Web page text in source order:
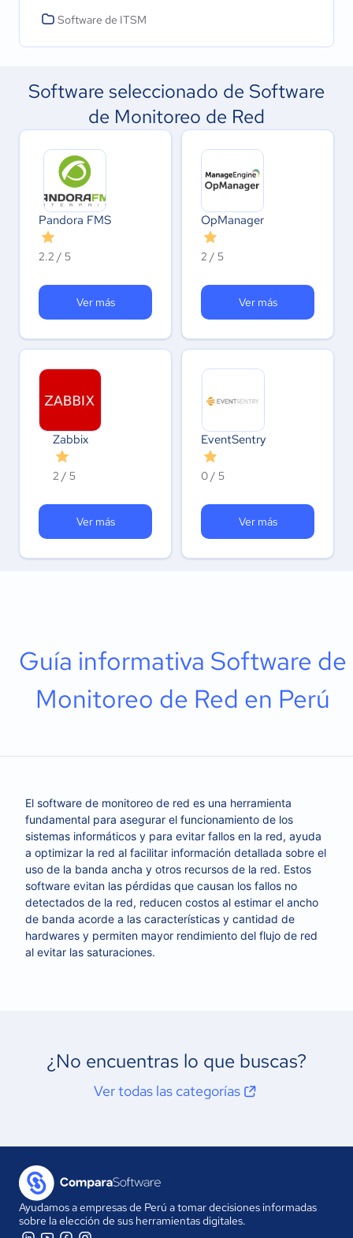
Software de ITSM
Software seleccionado de Software
de Monitoreo de Red
Pandora FMS
2.2 / 5
Ver más
OpManager
2 / 5
Ver más
Zabbix
2 / 5
Ver más
EventSentry
0 / 5
Ver más
Guía informativa Software de
Monitoreo de Red en Perú
El software de monitoreo de red es una herramienta
fundamental para asegurar el funcionamiento de los
sistemas informáticos y para evitar fallos en la red, ayuda
a optimizar la red al facilitar información detallada sobre el
uso de la banda ancha y otros recursos de la red. Estos
software evitan las pérdidas que causan los fallos no
detectados de la red, reducen costos al estimar el ancho
de banda acorde a las características y cantidad de
hardwares y permiten mayor rendimiento del flujo de red
al evitar las saturaciones.
¿No encuentras lo que buscas?
Ver todas las categorías
Ayudamos a empresas de Perú a tomar decisiones informadas
sobre la elección de sus herramientas digitales.